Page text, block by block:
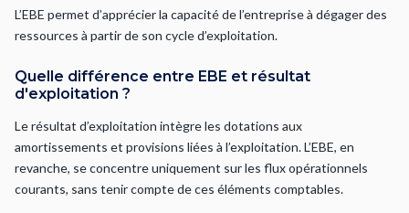
L’EBE permet d’apprécier la capacité de l’entreprise à dégager des
ressources à partir de son cycle d’exploitation.
Quelle différence entre EBE et résultat
d'exploitation ?
Le résultat d’exploitation intègre les dotations aux
amortissements et provisions liées à l’exploitation. L’EBE, en
revanche, se concentre uniquement sur les flux opérationnels
courants, sans tenir compte de ces éléments comptables.